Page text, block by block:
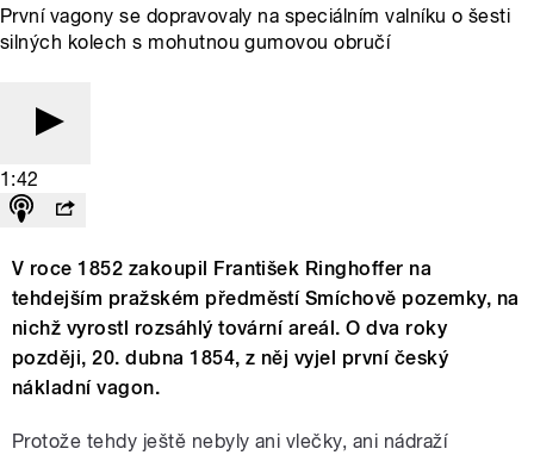
První vagony se dopravovaly na speciálním valníku o šesti
silných kolech s mohutnou gumovou obručí
1:42
V roce 1852 zakoupil František Ringhoffer na
tehdejším pražském předměstí Smíchově pozemky, na
nichž vyrostl rozsáhlý tovární areál. O dva roky
později, 20. dubna 1854, z něj vyjel první český
nákladní vagon.
Protože tehdy ještě nebyly ani vlečky, ani nádraží